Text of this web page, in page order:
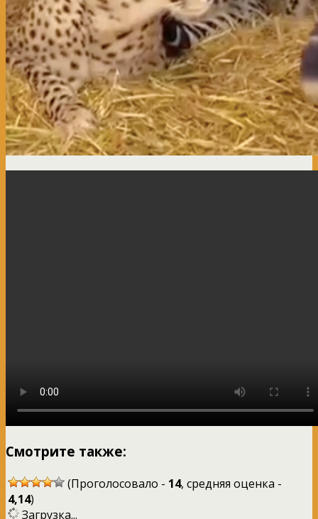
Смотрите также:
(Проголосовало - 14, средняя оценка -
4,14)
Загрузка...